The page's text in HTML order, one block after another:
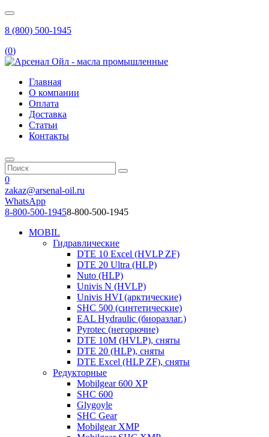
8 (800) 500-1945
(0)
Главная
О компании
Оплата
Доставка
Статьи
Контакты
0
zakaz@arsenal-oil.ru
WhatsApp
8-800-500-19458-800-500-1945
MOBIL
Гидравлические
DTE 10 Excel (HVLP ZF)
DTE 20 Ultra (HLP)
Nuto (HLP)
Univis N (HVLP)
Univis HVI (арктические)
SHC 500 (синтетические)
EAL Hydraulic (биоразлаг.)
Pyrotec (негорючие)
DTE 10M (HVLP), сняты
DTE 20 (HLP), сняты
DTE Excel (HLP ZF), сняты
Редукторные
Mobilgear 600 XP
SHC 600
Glygoyle
SHC Gear
Mobilgear XMP